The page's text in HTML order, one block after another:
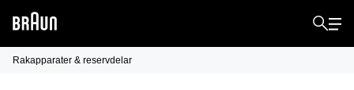
Rakapparater & reservdelar